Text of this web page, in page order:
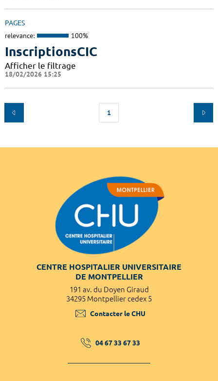
PAGES
relevance: 100%
InscriptionsCIC
Afficher le filtrage
18/02/2026 15:25
1
CENTRE HOSPITALIER UNIVERSITAIRE
DE MONTPELLIER
191 av. du Doyen Giraud
34295 Montpellier cedex 5
Contacter le CHU
04 67 33 67 33